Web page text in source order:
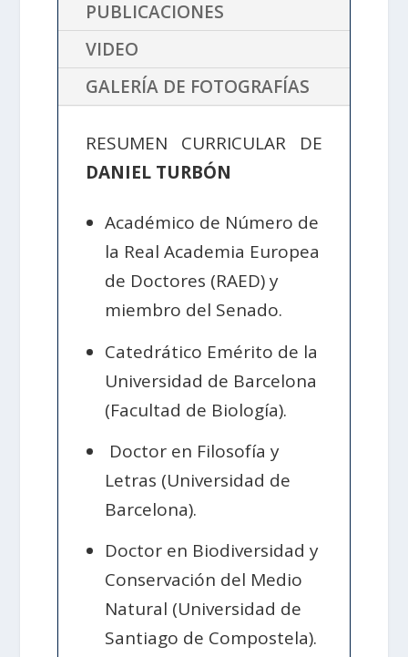
PUBLICACIONES
VIDEO
GALERÍA DE FOTOGRAFÍAS
RESUMEN CURRICULAR DE
DANIEL TURBÓN
Académico de Número de
la Real Academia Europea
de Doctores (RAED) y
miembro del Senado.
Catedrático Emérito de la
Universidad de Barcelona
(Facultad de Biología).
Doctor en Filosofía y
Letras (Universidad de
Barcelona).
Doctor en Biodiversidad y
Conservación del Medio
Natural (Universidad de
Santiago de Compostela).